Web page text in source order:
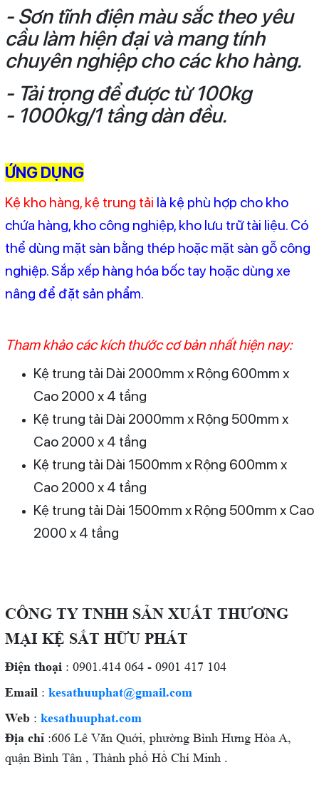
- Sơn tĩnh điện màu sắc theo yêu
cầu làm hiện đại và mang tính
chuyên nghiệp cho các kho hàng.
- Tải trọng để được từ 100kg
- 1000kg/1 tầng dàn đều.
ỨNG DỤNG
Kệ kho hàng, kệ trung tải là kệ phù hợp cho kho
chứa hàng, kho công nghiệp, kho lưu trữ tài liệu. Có
thể dùng mặt sàn bằng thép hoặc mặt sàn gỗ công
nghiệp. Sắp xếp hàng hóa bốc tay hoặc dùng xe
nâng để đặt sản phẩm.
Tham khảo các kích thước cơ bản nhất hiện nay:
Kệ trung tải Dài 2000mm x Rộng 600mm x
Cao 2000 x 4 tầng
Kệ trung tải Dài 2000mm x Rộng 500mm x
Cao 2000 x 4 tầng
Kệ trung tải Dài 1500mm x Rộng 600mm x
Cao 2000 x 4 tầng
Kệ trung tải Dài 1500mm x Rộng 500mm x Cao
2000 x 4 tầng
CÔNG TY TNHH SẢN XUẤT THƯƠNG
MẠI KỆ SẮT HỮU PHÁT
Điện thoại : 0901.414 064 - 0901 417 104
Email : kesathuuphat@gmail.com
Web : kesathuuphat.com
Địa chỉ :606 Lê Văn Quới, phường Bình Hưng Hòa A,
quận Bình Tân , Thành phố Hồ Chí Minh .